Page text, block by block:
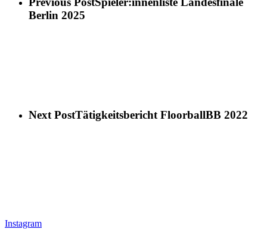
Berlin 2025
Next PostTätigkeitsbericht FloorballBB 2022
Instagram